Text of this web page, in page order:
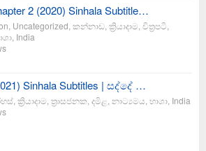
2 (2020) Sinhala Subtitle…
Uncategorized කන්නාඩ ක්‍රියාදාම චිත්‍රපටි
India
Sinhala Subtitles | සද්දේ …
ක්‍රියාදාම ත්‍රාසජනක දමිළ නාට්‍යමය භාශා India